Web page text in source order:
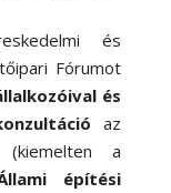
és
Fórumot
és
az
(kiemelten a
építési